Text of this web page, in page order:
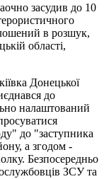
засудив до 10
в розшук,
області,
Донецької
до
налаштований
до "заступника
а згодом -
Безпосередньо
ЗСУ та